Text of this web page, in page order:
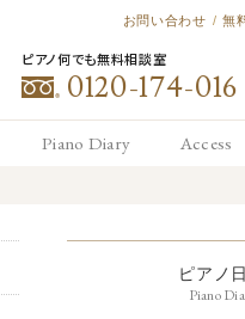
お問い合わせ / 無
ピアノ何でも無料相談室
0120-174-016
Piano Diary Access
ピアノ
Piano